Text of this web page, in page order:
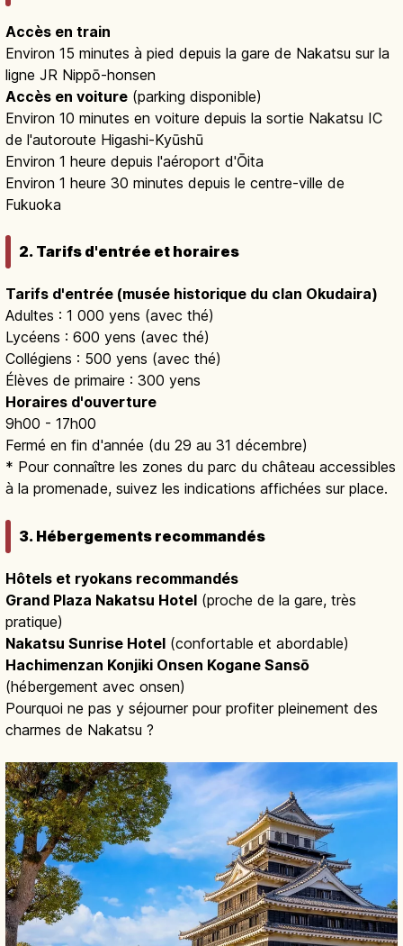
Accès en train
Environ 15 minutes à pied depuis la gare de Nakatsu sur la
ligne JR Nippō-honsen
Accès en voiture (parking disponible)
Environ 10 minutes en voiture depuis la sortie Nakatsu IC
de l'autoroute Higashi-Kyūshū
Environ 1 heure depuis l'aéroport d'Ōita
Environ 1 heure 30 minutes depuis le centre-ville de
Fukuoka
2. Tarifs d'entrée et horaires
Tarifs d'entrée (musée historique du clan Okudaira)
Adultes : 1 000 yens (avec thé)
Lycéens : 600 yens (avec thé)
Collégiens : 500 yens (avec thé)
Élèves de primaire : 300 yens
Horaires d'ouverture
9h00 - 17h00
Fermé en fin d'année (du 29 au 31 décembre)
* Pour connaître les zones du parc du château accessibles
à la promenade, suivez les indications affichées sur place.
3. Hébergements recommandés
Hôtels et ryokans recommandés
Grand Plaza Nakatsu Hotel (proche de la gare, très
pratique)
Nakatsu Sunrise Hotel (confortable et abordable)
Hachimenzan Konjiki Onsen Kogane Sansō
(hébergement avec onsen)
Pourquoi ne pas y séjourner pour profiter pleinement des
charmes de Nakatsu ?